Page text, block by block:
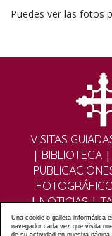
Puedes ver las fotos
VISITAS
| BIBLIOTECA|
|NOTICIAS|
CONTRATANTE
|FOROS|
Una cookie o galleta informática
navegador cada vez que visita
de su actividad en nuestra